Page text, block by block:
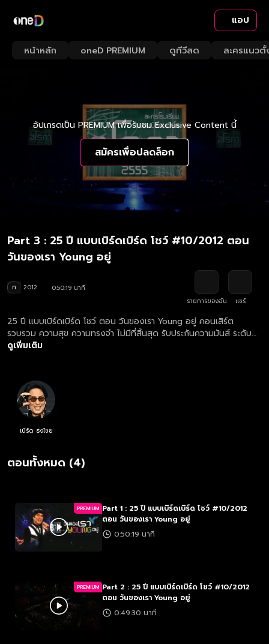
แอป
หน้าหลัก oneD PREMIUM ดูทีวีสด ละครแนวตั้
อัปเกรดเป็น PREMIUM เพื่อรับชม Exclusive Content นี้
สมัครเพื่อปลดล็อก
Part 3 : 25 ปี แบบเบิร์ดเบิร์ด โชว์ #10/2012 ตอน
วันของเรา Young อยู่
ท 2012
0:50:19 นาที
รายการของฉัน
แชร์
25 ปี แบบเบิร์ดเบิร์ด โชว์ ตอน วันของเรา Young อยู่ คอนเสิร์ต
รวบรวม ความสุข ความทรงจำ ไม่มีที่สิ้นสุด รับประกันความมันส์ ระดับ
ญาติสนิท แรงไม่ตก ฮาตลอด ปรากฎการณ์ยอดผู้ชมสูงสุดในเมืองไทย
ดูเพิ่มเติม
เบิร์ด ธงไชย
ตอนทั้งหมด (4)
PREMIUM Part 1 : 25 ปี แบบเบิร์ดเบิร์ด โชว์ #10/2012
ตอน วันของเรา Young อยู่
0:50:19 นาที
PREMIUM Part 2 : 25 ปี แบบเบิร์ดเบิร์ด โชว์ #10/2012
ตอน วันของเรา Young อยู่
0:49:30 นาที